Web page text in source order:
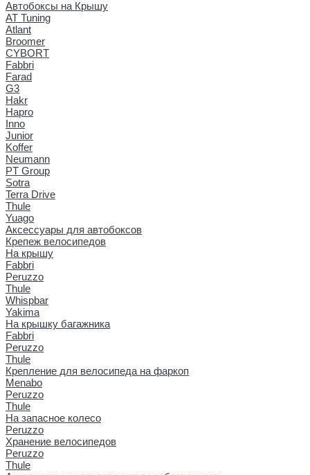
Автобоксы на Крышу
AT Tuning
Atlant
Broomer
CYBORT
Fabbri
Farad
G3
Hakr
Hapro
Inno
Junior
Koffer
Neumann
PT Group
Sotra
Terra Drive
Thule
Yuago
Аксессуары для автобоксов
Крепеж велосипедов
На крышу
Fabbri
Peruzzo
Thule
Whispbar
Yakima
На крышку багажника
Fabbri
Peruzzo
Thule
Крепление для велосипеда на фаркоп
Menabo
Peruzzo
Thule
На запасное колесо
Peruzzo
Хранение велосипедов
Peruzzo
Thule